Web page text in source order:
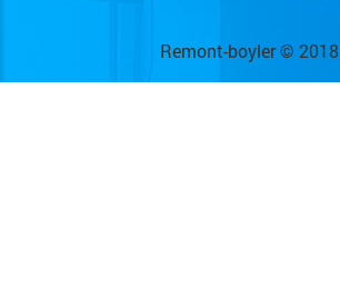
Remont-boyler © 2018